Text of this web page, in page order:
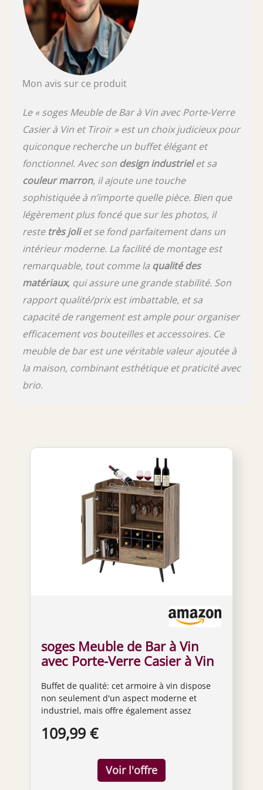
assembler, facile à utiliser avec des outils
selon les instructions fournies dans le colis.
Pour toute question sur les buffets, n'hésitez
pas à nous le faire savoir et nous vous
répondrons sous 24 heures.
Mon avis sur ce produit
Le « soges Meuble de Bar à Vin avec Porte-Verre
Casier à Vin et Tiroir » est un choix judicieux pour
quiconque recherche un buffet élégant et
fonctionnel. Avec son design industrielet sa
couleur marron, il ajoute une touche
sophistiquée à n’importe quelle pièce. Bien que
légèrement plus foncé que sur les photos, il
reste très joliet se fond parfaitement dans un
intérieur moderne. La facilité de montage est
remarquable, tout comme la qualité des
matériaux, qui assure une grande stabilité. Son
rapport qualité/prix est imbattable, et sa
capacité de rangement est ample pour organiser
efficacement vos bouteilles et accessoires. Ce
meuble de bar est une véritable valeur ajoutée à
la maison, combinant esthétique et praticité avec
brio.
soges Meuble de Bar à Vin
avec Porte-Verre Casier à Vin
Rangement, Organisateur de
Rangement pour Salon, Salle
à Manger, Cuisine
Buffet de qualité: cet armoire à vin dispose
non seulement d'un aspect moderne et
industriel, mais offre également assez
Le Meuble de Bar à Vin est fabriqué en
dessus en bois de qualité est imperméable,
résistant aux rayures et facile à nettoyer. La
construction robuste garantit la stabilité et la
109,99 €